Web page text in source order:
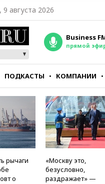
9 августа 2026
Business
прямой
ПОДКАСТЫ КОМПАНИИ
рычаги
о
«Москву это,
безусловно,
раздражает» —